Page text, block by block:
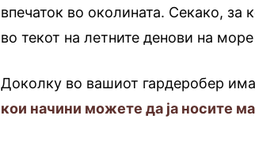
впечаток во околината. Секако,
во текот на летните денови на
Доколку во вашиот гардеробер
кои начини можете да ја носите